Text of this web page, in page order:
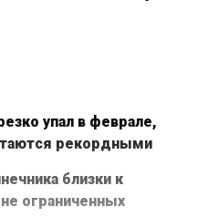
упал в феврале,
рекордными
близки к
ограниченных